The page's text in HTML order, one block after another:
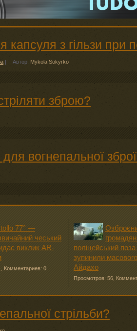
з гільзи при
| Автор: Mykola Sokyrko
зброю?
вогнепальної
77° —
чеський
виклик AR-
Комментариев: 0
поліцейський
зупинили
Айдахо
Просмотров: 56
стрільби?